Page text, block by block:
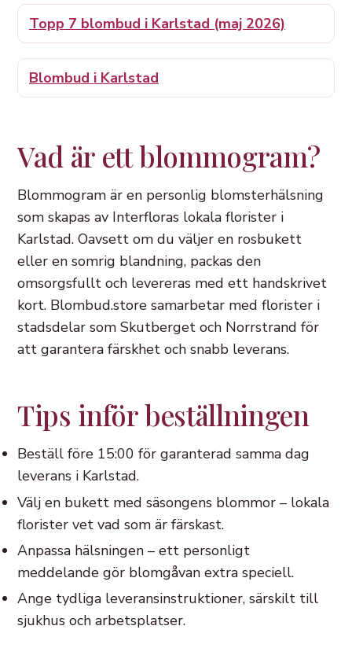
Topp 7 blombud i Karlstad (maj 2026)
Blombud i Karlstad
Vad är ett blommogram?
Blommogram är en personlig blomsterhälsning
som skapas av Interfloras lokala florister i
Karlstad. Oavsett om du väljer en rosbukett
eller en somrig blandning, packas den
omsorgsfullt och levereras med ett handskrivet
kort. Blombud.store samarbetar med florister i
stadsdelar som Skutberget och Norrstrand för
att garantera färskhet och snabb leverans.
Tips inför beställningen
Beställ före 15:00 för garanterad samma dag
leverans i Karlstad.
Välj en bukett med säsongens blommor – lokala
florister vet vad som är färskast.
Anpassa hälsningen – ett personligt
meddelande gör blomgåvan extra speciell.
Ange tydliga leveransinstruktioner, särskilt till
sjukhus och arbetsplatser.